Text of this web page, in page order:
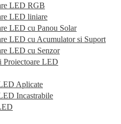
LED RGB
LED liniare
LED cu Panou Solar
LED cu Acumulator si Suport
LED cu Senzor
Proiectoare LED
Aplicate
Incastrabile